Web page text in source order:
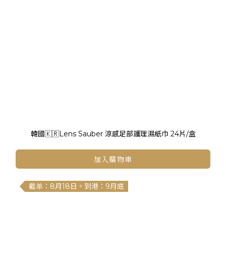
韓國🇰🇷Lens Sauber 涼感足部護理濕紙巾 24片/盒
加入購物車
截单：8月18日。到港：9月底